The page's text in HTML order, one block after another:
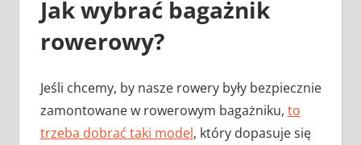
Jak wybrać bagażnik
rowerowy?
Jeśli chcemy, by nasze rowery były bezpiecznie
zamontowane w rowerowym bagażniku, to
trzeba dobrać taki model, który dopasuje się